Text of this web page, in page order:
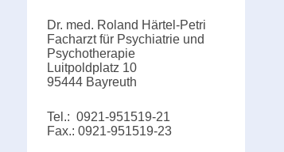
Dr. med. Roland Härtel-Petri
Facharzt für Psychiatrie und
Psychotherapie
Luitpoldplatz 10
95444 Bayreuth
Tel.: 0921-951519-21
Fax.: 0921-951519-23